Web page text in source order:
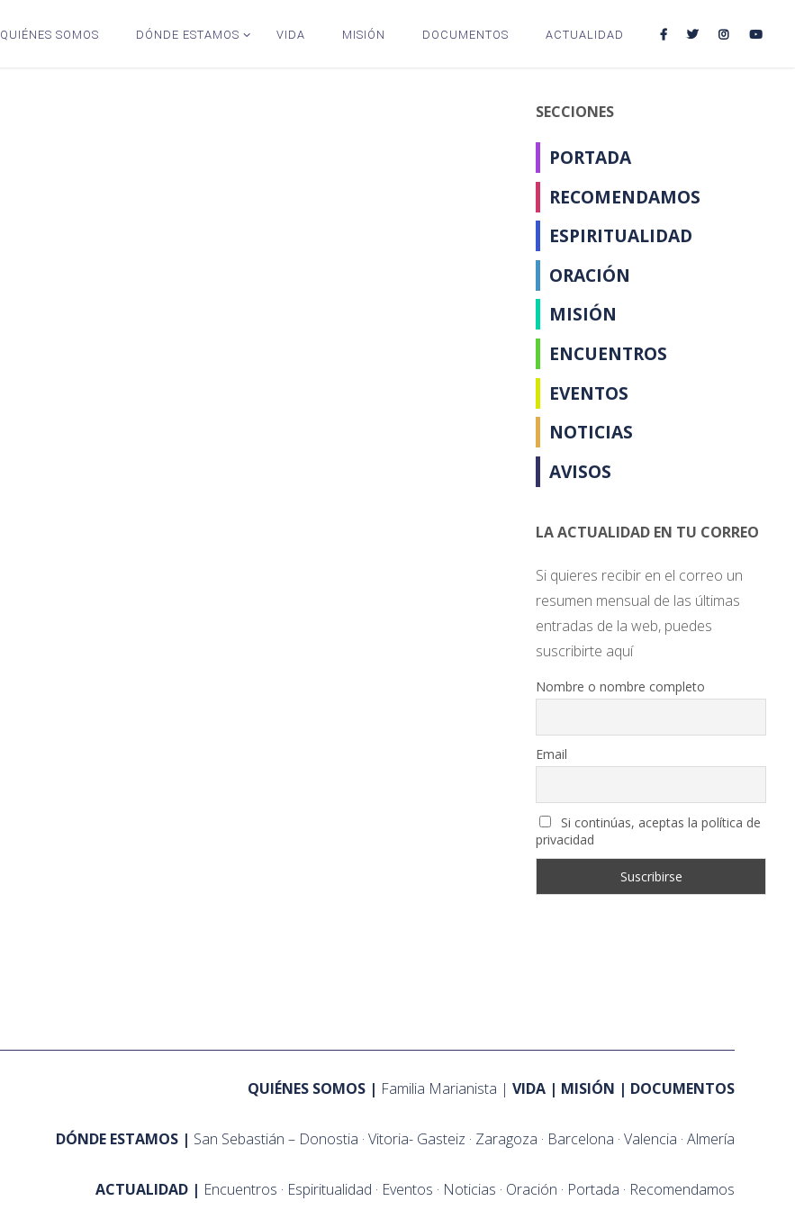
QUIÉNES SOMOS DÓNDE ESTAMOS VIDA MISIÓN DOCUMENTOS ACTUALIDAD
SECCIONES
PORTADA
RECOMENDAMOS
ESPIRITUALIDAD
ORACIÓN
MISIÓN
ENCUENTROS
EVENTOS
NOTICIAS
AVISOS
LA ACTUALIDAD EN TU CORREO
Si quieres recibir en el correo un
resumen mensual de las últimas
entradas de la web, puedes
suscribirte aquí
Nombre o nombre completo
Email
Si continúas, aceptas la política de
privacidad
QUIÉNES SOMOS Familia Marianista VIDA MISIÓN DOCUMENTOS
DÓNDE ESTAMOS San Sebastián – Donostia Vitoria- Gasteiz Zaragoza Barcelona Valencia Almería
ACTUALIDAD Encuentros Espiritualidad Eventos Noticias Oración Portada Recomendamos